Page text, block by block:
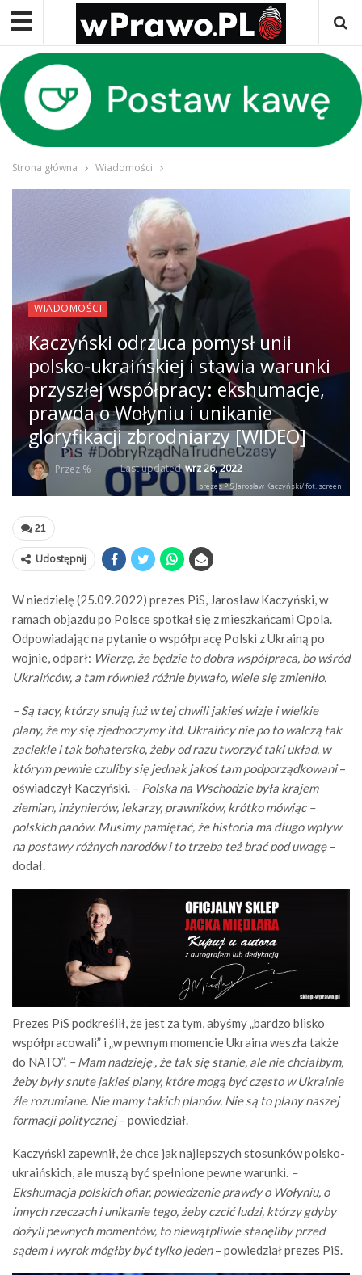
Strona główna Wiadomości
WIADOMOŚCI
Kaczyński odrzuca pomysł unii
polsko-ukraińskiej i stawia warunki
przyszłej współpracy: ekshumacje,
prawda o Wołyniu i unikanie
gloryfikacji zbrodniarzy [WIDEO]
Przez % Last updatedwrz 26, 2022
prezes PiS Jarosław Kaczyński/ fot. screen
21
Udostępnij
W niedzielę (25.09.2022) prezes PiS, Jarosław Kaczyński, w
ramach objazdu po Polsce spotkał się z mieszkańcami Opola.
Odpowiadając na pytanie o współpracę Polski z Ukrainą po
wojnie, odparł: Wierzę, że będzie to dobra współpraca, bo wśród
Ukraińców, a tam również różnie bywało, wiele się zmieniło.
– Są tacy, którzy snują już w tej chwili jakieś wizje i wielkie
plany, że my się zjednoczymy itd. Ukraińcy nie po to walczą tak
zaciekle i tak bohatersko, żeby od razu tworzyć taki układ, w
którym pewnie czuliby się jednak jakoś tam podporządkowani–
oświadczył Kaczyński. – Polska na Wschodzie była krajem
ziemian, inżynierów, lekarzy, prawników, krótko mówiąc –
polskich panów. Musimy pamiętać, że historia ma długo wpływ
na postawy różnych narodów i to trzeba też brać pod uwagę–
dodał.
Prezes PiS podkreślił, że jest za tym, abyśmy „bardzo blisko
współpracowali” i „w pewnym momencie Ukraina weszła także
do NATO”. – Mam nadzieję , że tak się stanie, ale nie chciałbym,
żeby były snute jakieś plany, które mogą być często w Ukrainie
źle rozumiane. Nie mamy takich planów. Nie są to plany naszej
formacji politycznej– powiedział.
Kaczyński zapewnił, że chce jak najlepszych stosunków polsko-
ukraińskich, ale muszą być spełnione pewne warunki. –
Ekshumacja polskich ofiar, powiedzenie prawdy o Wołyniu, o
innych rzeczach i unikanie tego, żeby czcić ludzi, którzy gdyby
dożyli pewnych momentów, to niewątpliwie stanęliby przed
sądem i wyrok mógłby być tylko jeden– powiedział prezes PiS.